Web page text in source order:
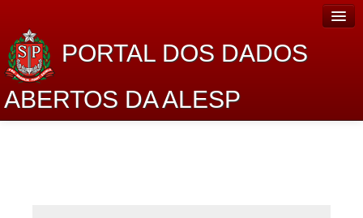
PORTAL DOS DADOS
ABERTOS DA ALESP